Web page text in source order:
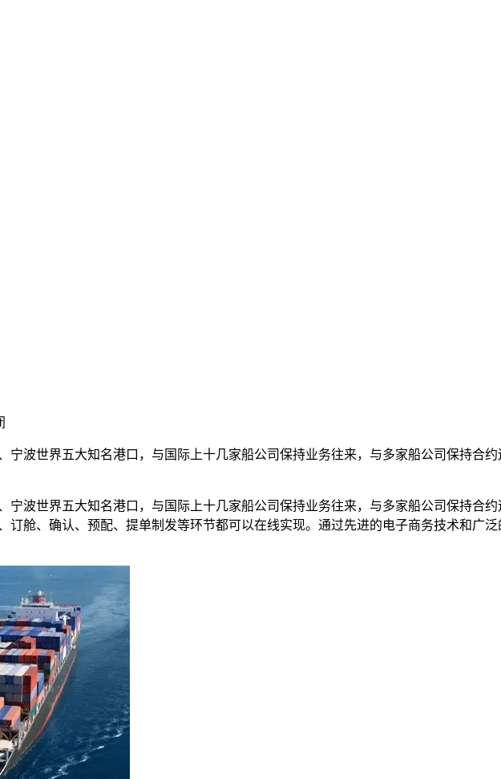
宁波世界五大知名港口，与国际上十几家船公司保持业务往来，与多家船公司保持合
宁波世界五大知名港口，与国际上十几家船公司保持业务往来，与多家船公司保持合
舱、确认、预配、提单制发等环节都可以在线实现。通过先进的电子商务技术和广